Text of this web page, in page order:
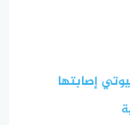
إصابتها